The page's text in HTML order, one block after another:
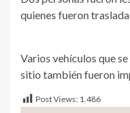
quienes fueron
Varios vehículos que
sitio también fueron
Post Views: 1.486